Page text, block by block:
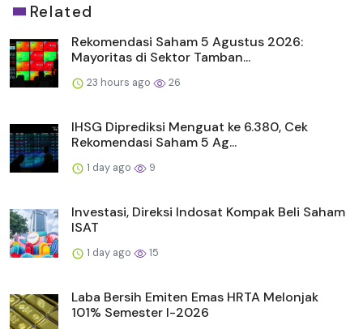
Related
Rekomendasi Saham 5 Agustus 2026:
Mayoritas di Sektor Tamban...
23 hours ago 26
IHSG Diprediksi Menguat ke 6.380, Cek
Rekomendasi Saham 5 Ag...
1 day ago 9
Investasi, Direksi Indosat Kompak Beli Saham
ISAT
1 day ago 15
Laba Bersih Emiten Emas HRTA Melonjak
101% Semester I-2026